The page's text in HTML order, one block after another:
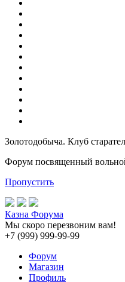
Золотодобыча. Клуб
Форум посвященный
Пропустить
Казна Форума
Мы скоро перезвоним вам!
+7 (999) 999-99-99
Форум
Магазин
Профиль